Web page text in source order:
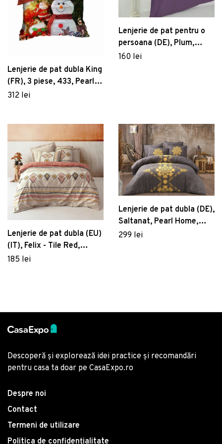
Lenjerie de pat dubla King
(FR), 3 piese, 433, Pearl
Home, Poliester Satinat
312 lei
Lenjerie de pat pentru o
persoana (DE), Plum,
Patik, Bumbac Ranforce
160 lei
Lenjerie de pat dubla (EU)
(IT), Felix - Tile Red,
Cotton Box, Bumbac
185 lei
Lenjerie de pat dubla (DE),
Saltanat, Pearl Home,
Bumbac Ranforce
299 lei
Descoperă și explorează idei practice și recomandări
pentru casa ta doar pe CasaExpo.ro
Despre noi
Contact
Termeni de utilizare
Politica de confidențialitate